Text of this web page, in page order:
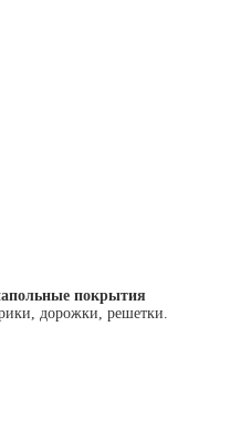
покрытия
дорожки, решетки.